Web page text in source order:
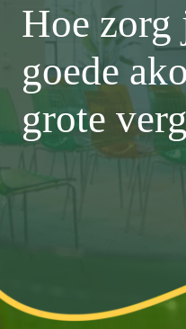
Hoe zorg
goede
grote